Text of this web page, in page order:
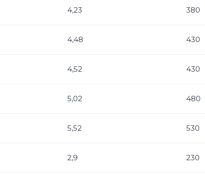
4,23 380
4,48 430
4,52 430
5,02 480
5,52 530
2,9 230